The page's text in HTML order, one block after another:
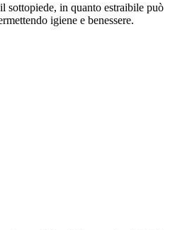
sottopiede, in quanto estraibile può
igiene e benessere.